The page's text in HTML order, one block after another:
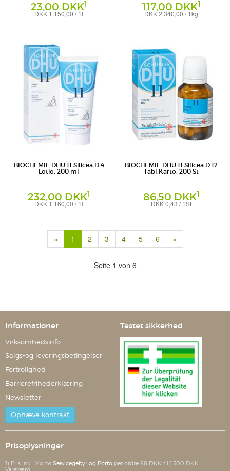
23,00 DKK1
DKK 1.150,00 / 1l
117,00 DKK1
DKK 2.340,00 / 1kg
BIOCHEMIE DHU 11 Silicea D 4
Lotio, 200 ml
232,00 DKK1
DKK 1.160,00 / 1l
BIOCHEMIE DHU 11 Silicea D 12
Tabl.Karto, 200 St
86,50 DKK1
DKK 0,43 / 1St
« 1 (current)
2 3 4 5 6 »
Seite 1 von 6
Informationer
Virksomhedsinfo
Salgs-og leveringsbetingelser
Fortrolighed
Barrierefrihederklæring
Newsletter
Ophæve kontrakt
Testet sikkerhed
Prisoplysninger
1) Pris inkl. Moms Servicegebyr og Porto per ordre 98 DKK til 1.500 DKK
Vareværdi.